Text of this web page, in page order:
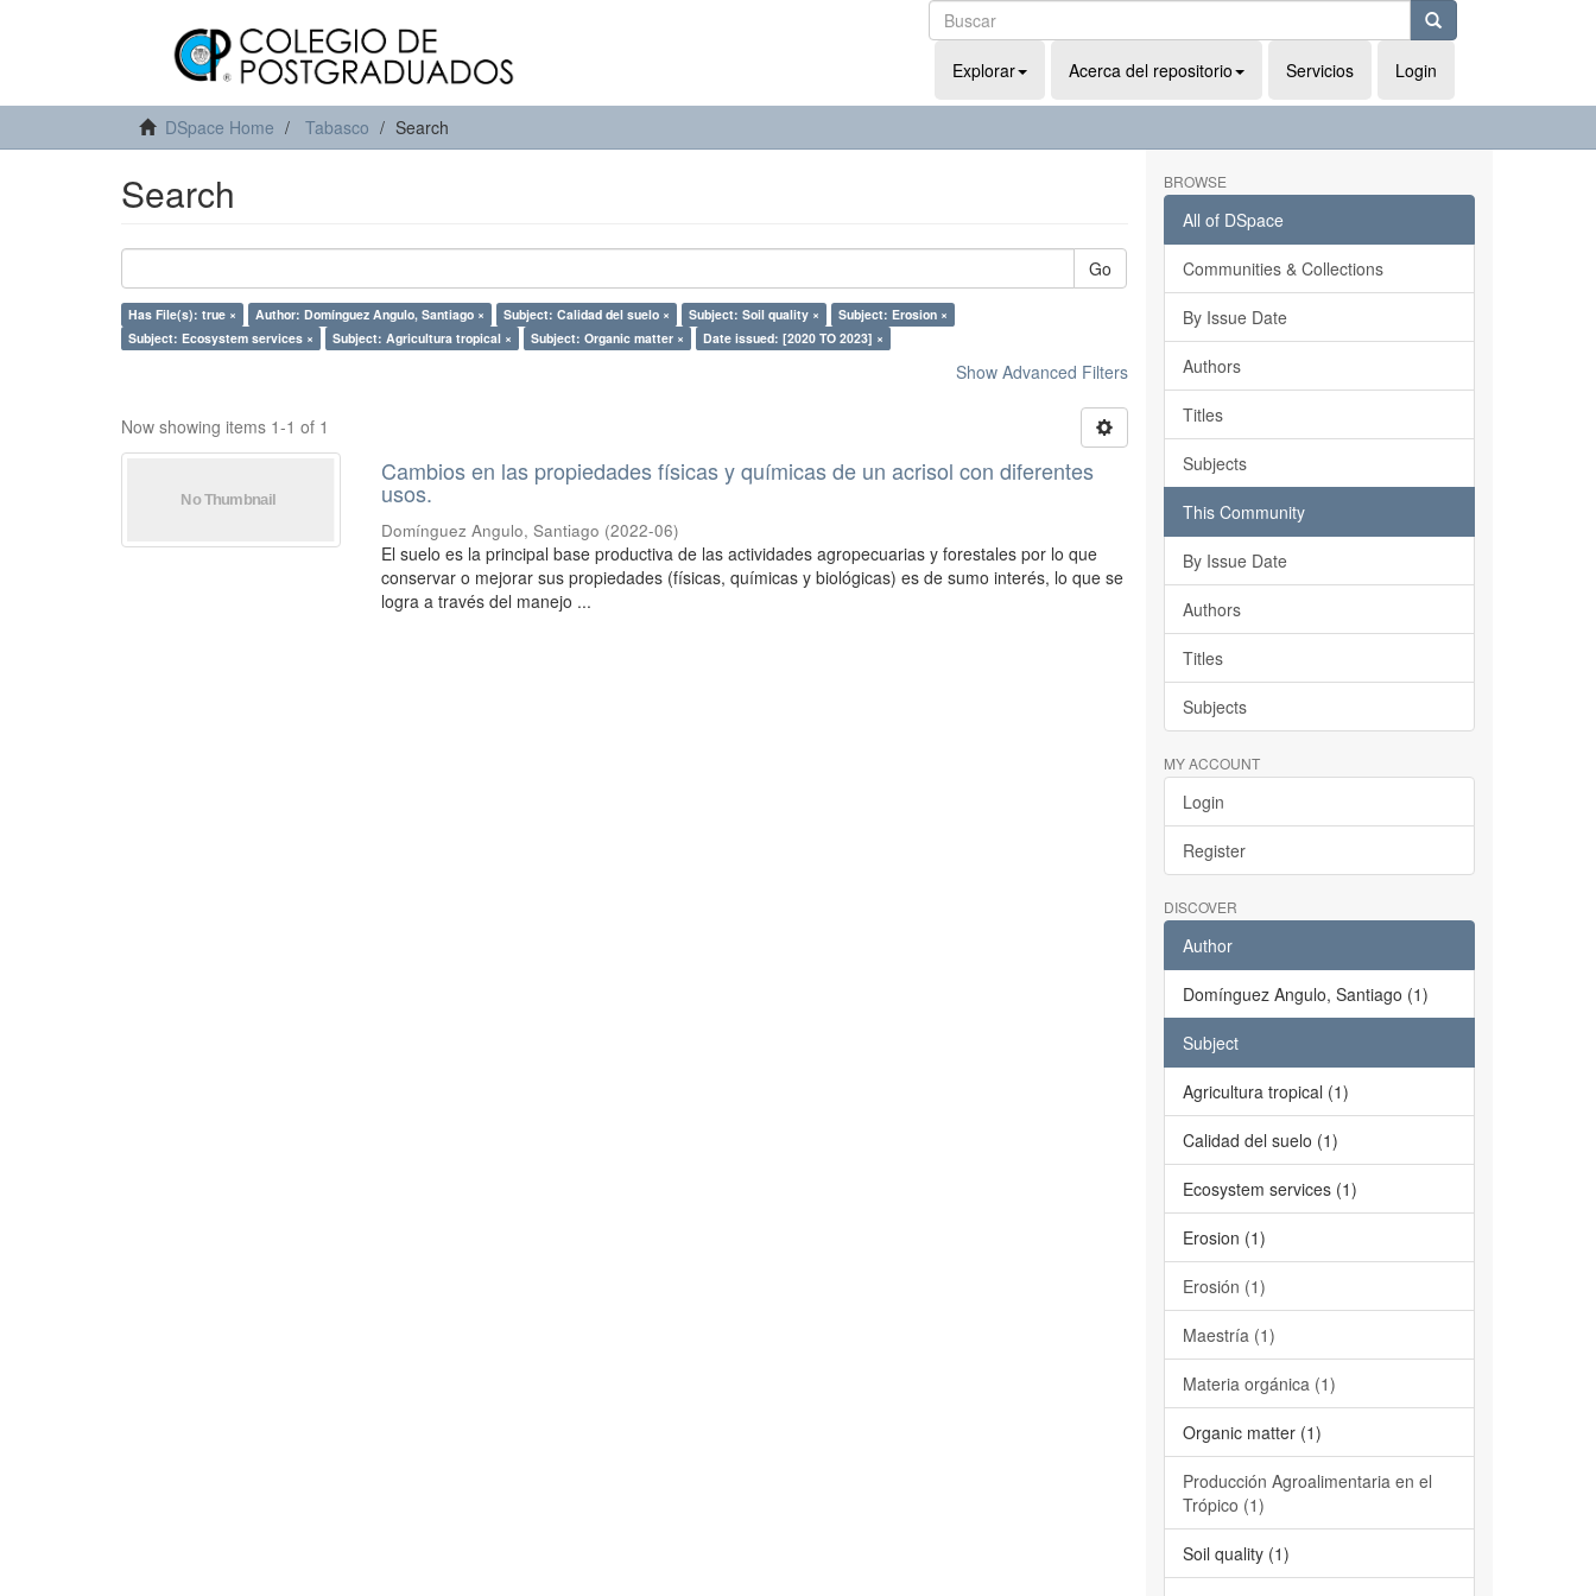
Explorar Acerca del repositorio Servicios Login
DSpace Home Tabasco Search
Search
Go
Has File(s): true × Author: Domínguez Angulo, Santiago × Subject: Calidad del suelo × Subject: Soil quality ×
Subject: Erosion ×
Subject: Ecosystem services ×
Subject: Agricultura tropical × Subject: Organic matter × Date issued: [2020 TO 2023] ×
Show Advanced Filters
Now showing items 1-1 of 1
Cambios en las propiedades físicas y químicas de un acrisol con diferentes
usos.
Domínguez Angulo, Santiago (2022-06)
El suelo es la principal base productiva de las actividades agropecuarias y forestales por lo que
conservar o mejorar sus propiedades (físicas, químicas y biológicas) es de sumo interés, lo que se
logra a través del manejo ...
BROWSE
All of DSpace
Communities & Collections
By Issue Date
Authors
Titles
Subjects
This Community
By Issue Date
Authors
Titles
Subjects
MY ACCOUNT
Login
Register
DISCOVER
Author
Domínguez Angulo, Santiago (1)
Subject
Agricultura tropical (1)
Calidad del suelo (1)
Ecosystem services (1)
Erosion (1)
Erosión (1)
Maestría (1)
Materia orgánica (1)
Organic matter (1)
Producción Agroalimentaria en el
Trópico (1)
Soil quality (1)